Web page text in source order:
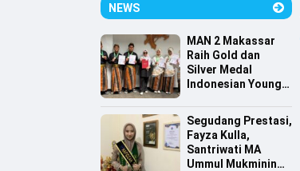
NEWS
MAN 2 Makassar
Raih Gold dan
Silver Medal
Indonesian Young
Segudang Prestasi,
Fayza Kulla,
Santriwati MA
Ummul Mukminin